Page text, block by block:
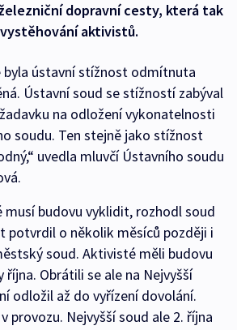
dopravní cesty, která tak
aktivistů.
byla ústavní stížnost odmítnuta
Ústavní soud se stížností zabýval
na odložení vykonatelnosti
soudu. Ten stejně jako stížnost
uvedla mluvčí Ústavního soudu
budovu vyklidit, rozhodl soud
potvrdil o několik měsíců později i
soud. Aktivisté měli budovu
Obrátili se ale na Nejvyšší
odložil až do vyřízení dovolání.
provozu. Nejvyšší soud ale 2. října